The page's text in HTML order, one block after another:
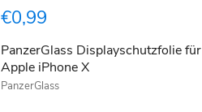
iPhone
€0,99
PanzerGlass Displayschutzfolie für
Apple iPhone X
PanzerGlass